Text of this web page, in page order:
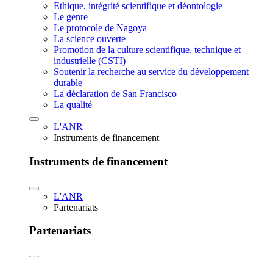
Ethique, intégrité scientifique et déontologie
Le genre
Le protocole de Nagoya
La science ouverte
Promotion de la culture scientifique, technique et
industrielle (CSTI)
Soutenir la recherche au service du développement
durable
La déclaration de San Francisco
La qualité
L'ANR
Instruments de financement
Instruments de financement
L'ANR
Partenariats
Partenariats